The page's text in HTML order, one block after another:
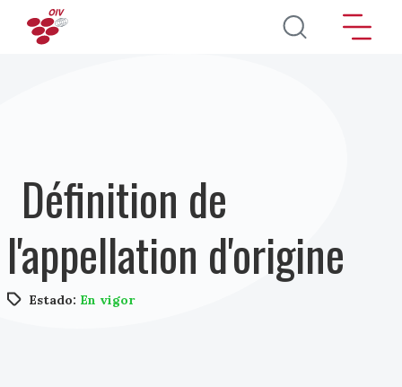
Pasar al contenido principal
Définition de
l'appellation d'origine
Estado: En vigor